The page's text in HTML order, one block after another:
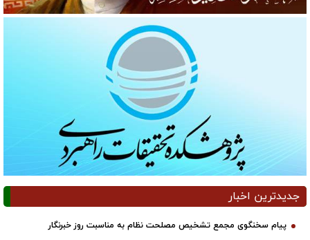
جدیدترین اخبار
پیام سخنگوی مجمع تشخیص مصلحت نظام به مناسبت روز خبرنگار